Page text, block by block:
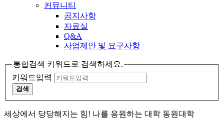
커뮤니티
공지사항
자료실
Q&A
사업제안 및 요구사항
통합검색 키워드로 검색하세요.
키워드입력
검색
세상에서 당당해지는 힘! 나를 응원하는 대학 동원대학